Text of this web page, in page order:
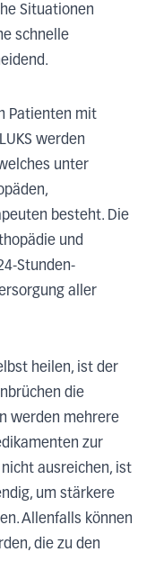
Situationen
schnelle
Patienten mit
werden
unter
besteht. Die
und
Stunden-
aller
heilen, ist der
die
werden mehrere
zur
ausreichen, ist
um stärkere
Allenfalls können
die zu den